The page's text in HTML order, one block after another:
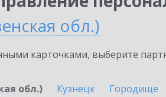
обл.)
карточками, выберите
обл.) Кузнецк Городище